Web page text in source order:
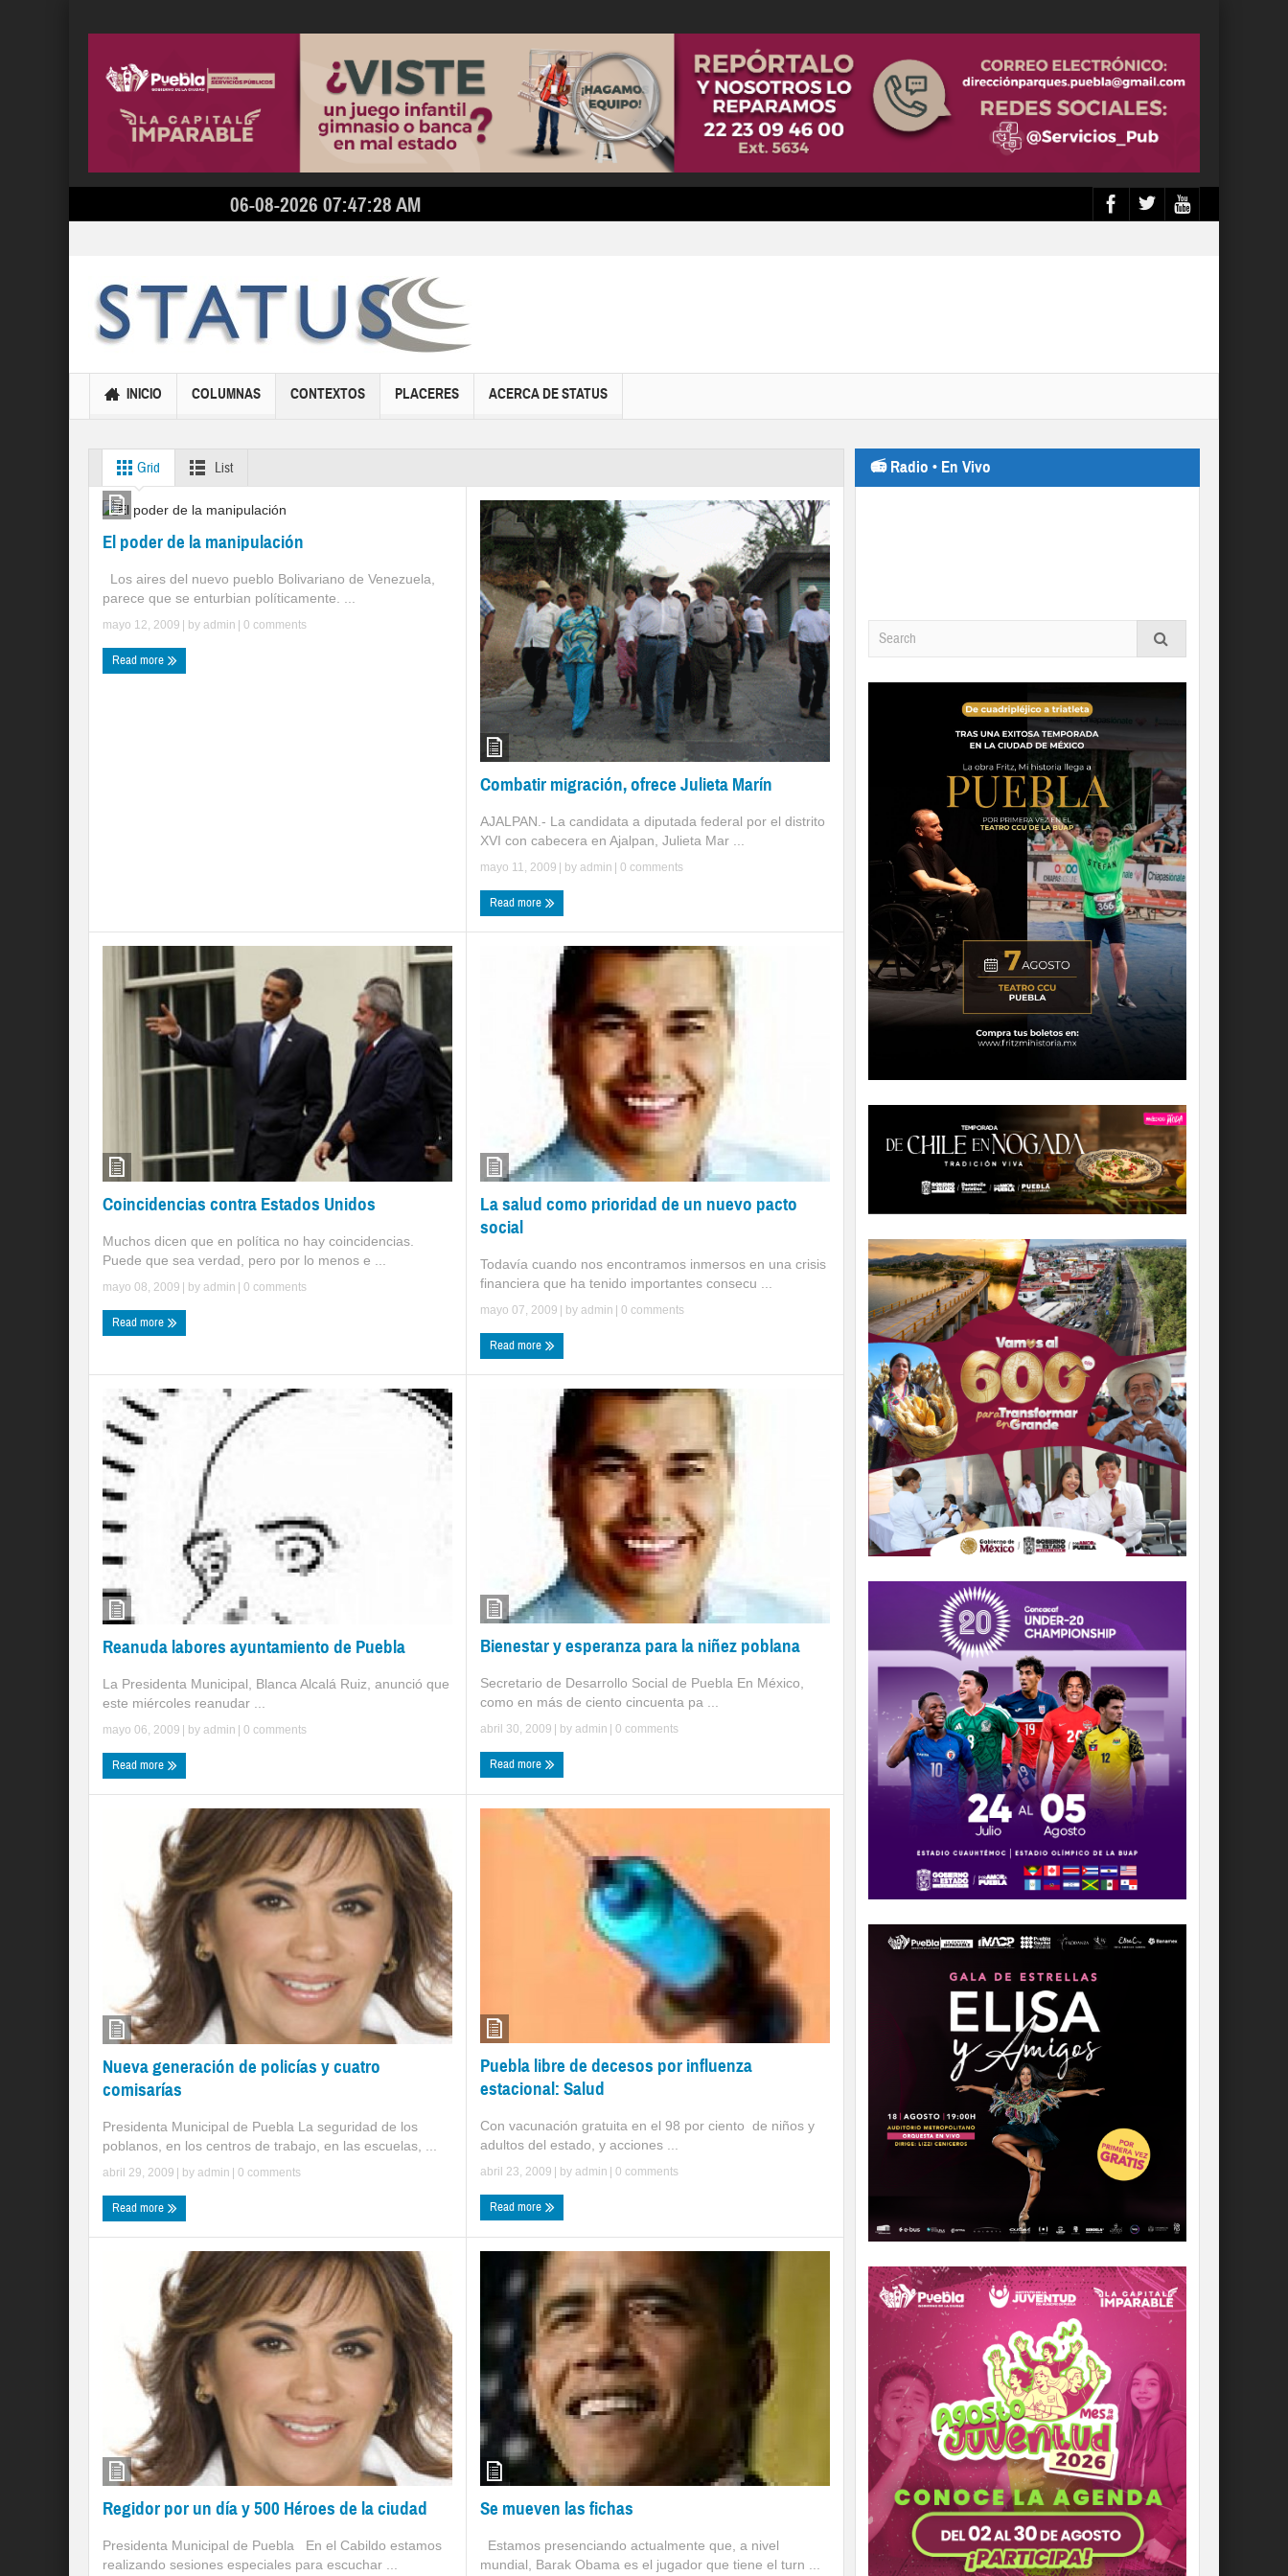
06-08-2026 07:47:28 AM
INICIO COLUMNAS CONTEXTOS PLACERES ACERCA DE STATUS
Grid List
El poder de la manipulación
Los aires del nuevo pueblo Bolivariano de Venezuela,
parece que se enturbian políticamente. ...
mayo 12, 2009 | by admin 0 comments
Read more
Combatir migración, ofrece Julieta Marín
AJALPAN.- La candidata a diputada federal por el distrito
XVI con cabecera en Ajalpan, Julieta Mar ...
mayo 11, 2009 | byadmin 0 comments
Read more
Coincidencias contra Estados Unidos
Muchos dicen que en política no hay coincidencias.
Puede que sea verdad, pero por lo menos e ...
mayo 08, 2009 | by admin 0 comments
Read more
La salud como prioridad de un nuevo pacto
social
Todavía cuando nos encontramos inmersos en una crisis
financiera que ha tenido importantes consecu ...
mayo 07, 2009 | byadmin | 0 comments
Read more
Reanuda labores ayuntamiento de Puebla
La Presidenta Municipal, Blanca Alcalá Ruiz, anunció que
este miércoles reanudar ...
mayo 06, 2009 | by admin | 0 comments
Read more
Bienestar y esperanza para la niñez poblana
Secretario de Desarrollo Social de Puebla En México,
como en más de ciento cincuenta pa ...
abril 30, 2009 | byadmin 0 comments
Read more
Nueva generación de policías y cuatro
comisarías
Presidenta Municipal de Puebla La seguridad de los
poblanos, en los centros de trabajo, en las escuelas, ...
abril 29, 2009 | by admin | 0 comments
Read more
Puebla libre de decesos por influenza
estacional: Salud
Con vacunación gratuita en el 98 por ciento de niños y
adultos del estado, y acciones ...
abril 23, 2009 | byadmin | 0 comments
Read more
Regidor por un día y 500 Héroes de la ciudad
Presidenta Municipal de Puebla En el Cabildo estamos
realizando sesiones especiales para escuchar ...
Se mueven las fichas
Estamos presenciando actualmente que, a nivel
mundial, Barak Obama es el jugador que tiene el turn ...
📻 Radio • En Vivo